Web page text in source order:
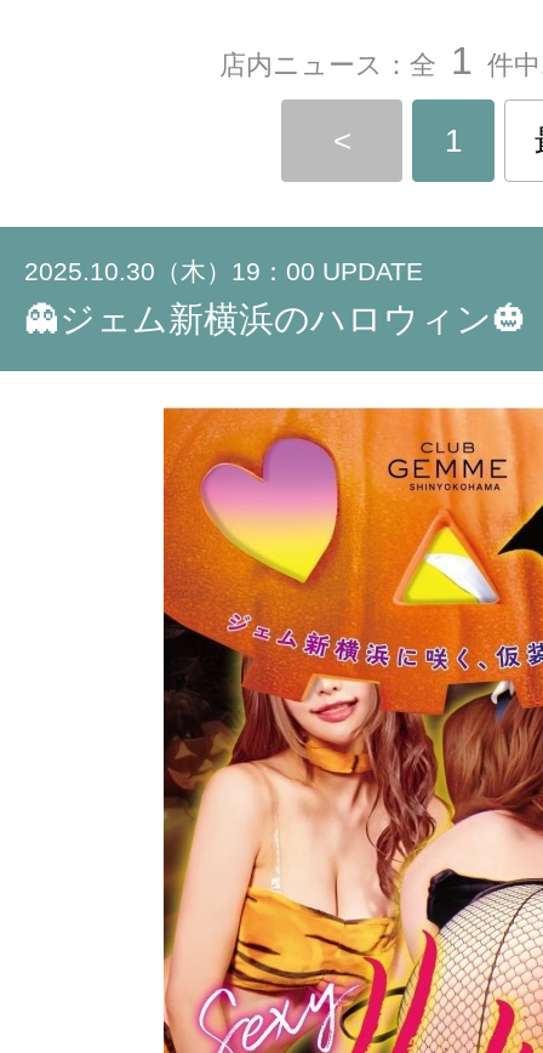
店内ニュース：全 1 件
< 1
2025.10.30（木）19：00 UPDATE
👻ジェム新横浜のハロウィン🎃